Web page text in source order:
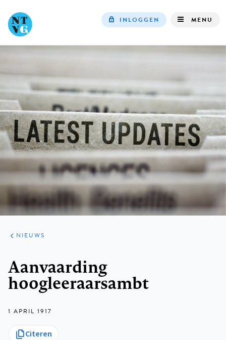
navigation
INLOGGEN MENU
ARTIKELEN
HET
KORT
NIEUWS
Aanvaarding
hoogleeraarsambt
1 APRIL 1917
Citeren